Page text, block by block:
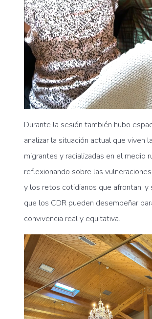
Durante la sesión también hubo
analizar la situación actual que viven
migrantes y racializadas en el medio
reflexionando sobre las
y los retos cotidianos que afrontan, y
que los CDR pueden desempeñar
convivencia real y equitativa.